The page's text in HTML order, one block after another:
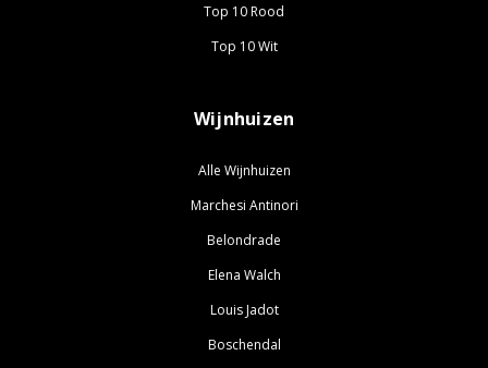
Top 10 Rood
Top 10 Wit
Wijnhuizen
Alle Wijnhuizen
Marchesi Antinori
Belondrade
Elena Walch
Louis Jadot
Boschendal